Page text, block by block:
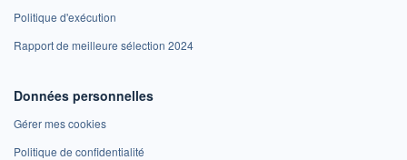
Politique d'exécution
Rapport de meilleure sélection 2024
Données personnelles
Gérer mes cookies
Politique de confidentialité